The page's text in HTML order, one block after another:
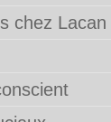
chez Lacan